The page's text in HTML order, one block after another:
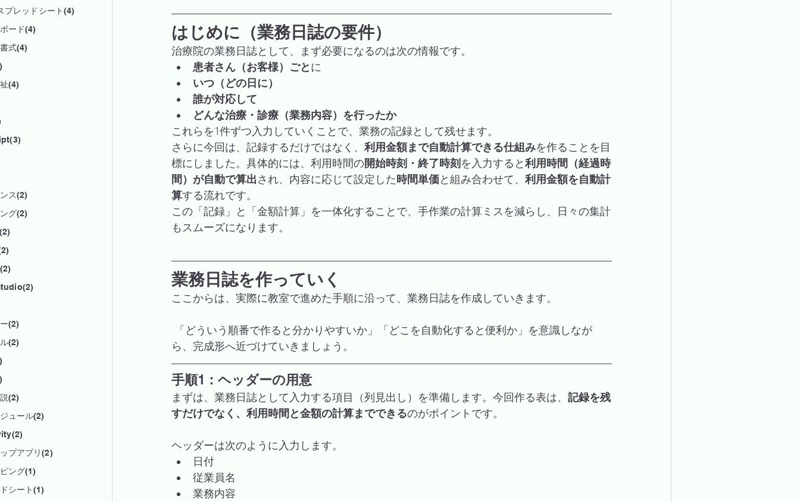
プレッドシート(4)
ード(4)
式(4)
(4)
ス(2)
グ(2)
(2)
(2)
(2)
ュール(2)
プアプリ(2)
ング(1)
シート(1)
はじめに（業務日誌の要件）
治療院の業務日誌として、まず必要になるのは次の情報です。
患者さん（お客様）ごとに
いつ（どの日に）
誰が対応して
どんな治療・診療（業務内容）を行ったか
これらを1件ずつ入力していくことで、業務の記録として残せます。
さらに今回は、記録するだけではなく、 利用金額まで自動計算できる仕組みを作ることを目
標にしました。具体的には、利用時間の開始時刻・終了時刻 を入力すると利用時間（経過時
間）が自動で算出され、内容に応じて設定した時間単価と組み合わせて、 利用金額を自動計
算する流れです。
この「記録」と「金額計算」を一体化することで、手作業の計算ミスを減らし、日々の集計
もスムーズになります。
業務日誌を作っていく
ここからは、実際に教室で進めた手順に沿って、業務日誌を作成していきます。
ら、完成形へ近づけていきましょう。
手順1：ヘッダーの用意
まずは、業務日誌として入力する項目（列見出し）を準備します。今回作る表は、 記録を残
すだけでなく、利用時間と金額の計算までできるのがポイントです。
ヘッダーは次のように入力します。
日付
従業員名
業務内容